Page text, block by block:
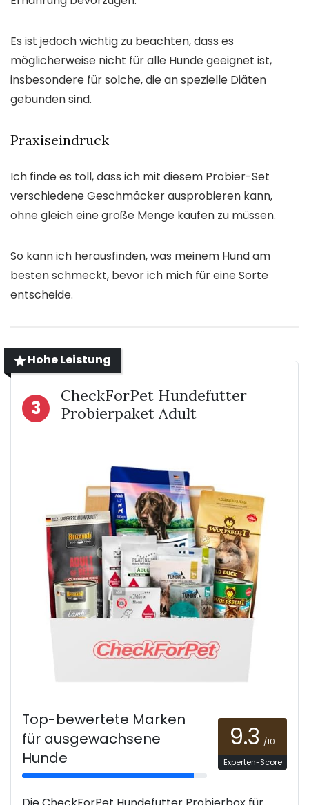
Es ist jedoch wichtig zu beachten, dass es
möglicherweise nicht für alle Hunde geeignet ist,
insbesondere für solche, die an spezielle Diäten
gebunden sind.
Praxiseindruck
Ich finde es toll, dass ich mit diesem Probier-Set
verschiedene Geschmäcker ausprobieren kann,
ohne gleich eine große Menge kaufen zu müssen.
So kann ich herausfinden, was meinem Hund am
besten schmeckt, bevor ich mich für eine Sorte
entscheide.
Hohe Leistung
3
CheckForPet Hundefutter
Probierpaket Adult
Top-bewertete Marken
für ausgewachsene
Hunde
9.3 /10
Experten-Score